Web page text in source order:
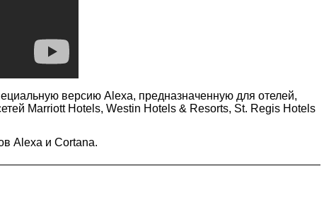
версию Alexa, предназначенную для отелей,
Marriott Hotels, Westin Hotels & Resorts, St. Regis Hotels
Alexa и Cortana.